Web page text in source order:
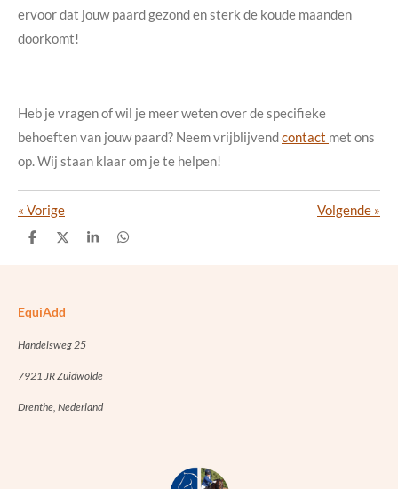
ervoor dat jouw paard gezond en sterk de koude maanden
doorkomt!
Heb je vragen of wil je meer weten over de specifieke
behoeften van jouw paard? Neem vrijblijvendcontact met ons
op. Wij staan klaar om je te helpen!
« Vorige Volgende »
D
D
S
D
EquiAdd
Handelsweg 25
7921 JR Zuidwolde
Drenthe, Nederland